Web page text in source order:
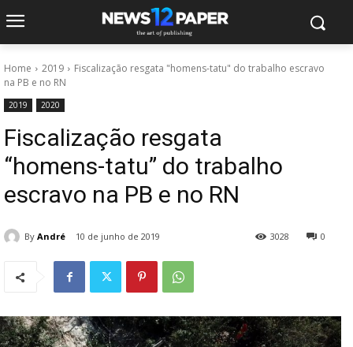
Home 2019
Fiscalização resgata "homens-tatu" do trabalho escravo
na PB e no RN
2019 2020
Fiscalização resgata
“homens-tatu” do trabalho
escravo na PB e no RN
By André 10 de junho de 2019 0
3028